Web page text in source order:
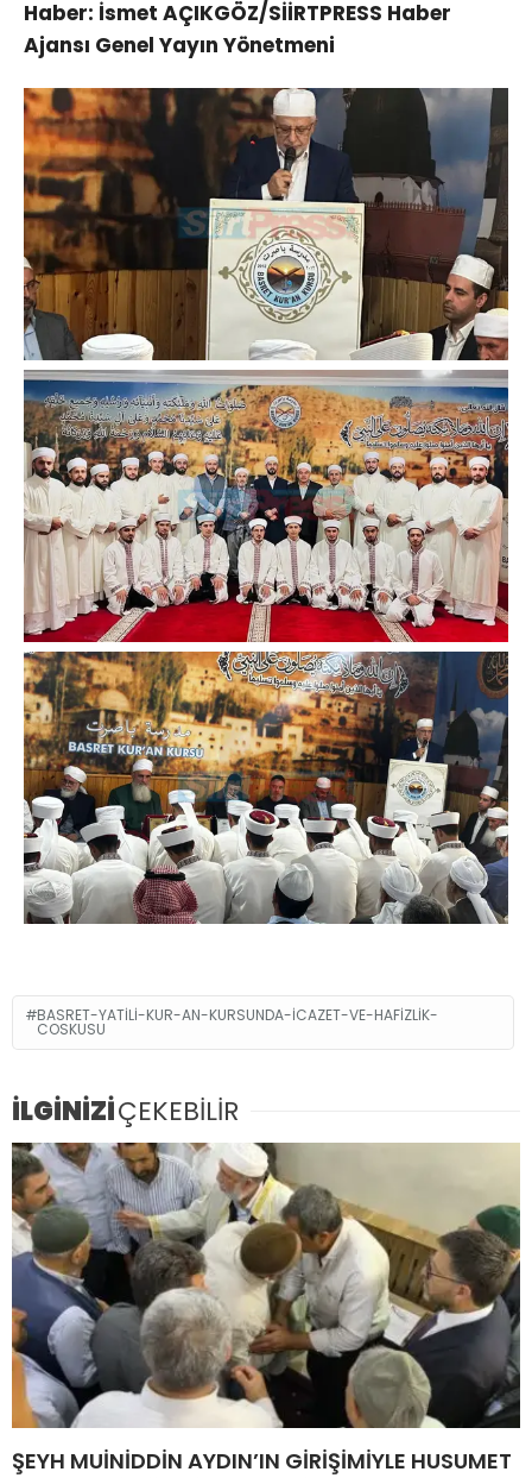
Haber: İsmet AÇIKGÖZ/SİİRTPRESS Haber
Ajansı Genel Yayın Yönetmeni
BASRET-YATILI-KUR-AN-KURSUNDA-ICAZET-VE-HAFIZLIK-
COSKUSU
İLGİNİZİÇEKEBİLİR
ŞEYH MUİNİDDİN AYDIN’IN GİRİŞİMİYLE HUSUMET